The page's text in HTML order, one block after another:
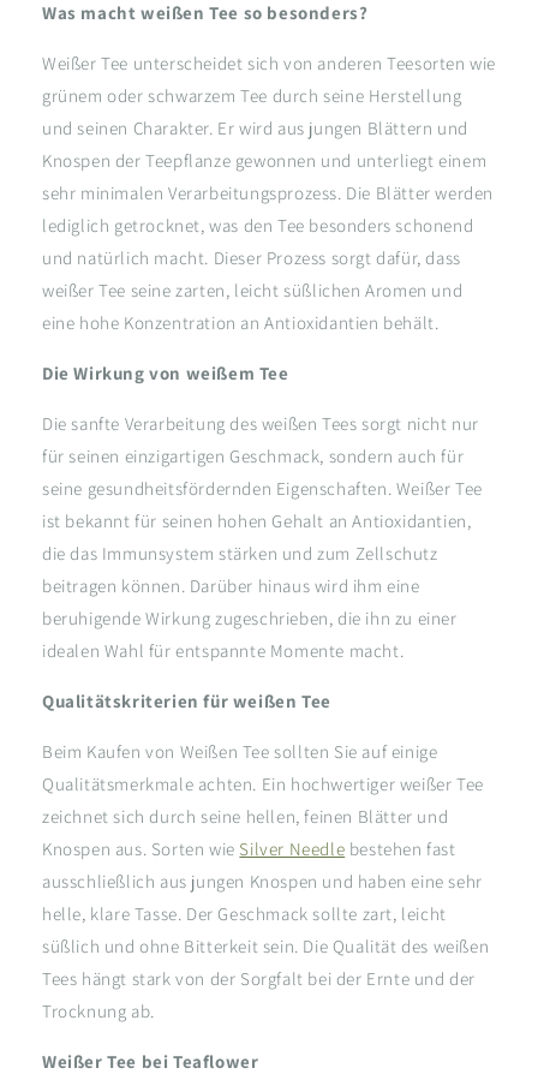
Was macht weißen Tee so besonders?
Weißer Tee unterscheidet sich von anderen Teesorten wie
grünem oder schwarzem Tee durch seine Herstellung
und seinen Charakter. Er wird aus jungen Blättern und
Knospen der Teepflanze gewonnen und unterliegt einem
sehr minimalen Verarbeitungsprozess. Die Blätter werden
lediglich getrocknet, was den Tee besonders schonend
und natürlich macht. Dieser Prozess sorgt dafür, dass
weißer Tee seine zarten, leicht süßlichen Aromen und
eine hohe Konzentration an Antioxidantien behält.
Die Wirkung von weißem Tee
Die sanfte Verarbeitung des weißen Tees sorgt nicht nur
für seinen einzigartigen Geschmack, sondern auch für
seine gesundheitsfördernden Eigenschaften. Weißer Tee
ist bekannt für seinen hohen Gehalt an Antioxidantien,
die das Immunsystem stärken und zum Zellschutz
beitragen können. Darüber hinaus wird ihm eine
beruhigende Wirkung zugeschrieben, die ihn zu einer
idealen Wahl für entspannte Momente macht.
Qualitätskriterien für weißen Tee
Beim Kaufen von Weißen Tee sollten Sie auf einige
Qualitätsmerkmale achten. Ein hochwertiger weißer Tee
zeichnet sich durch seine hellen, feinen Blätter und
Knospen aus. Sorten wie Silver Needle bestehen fast
ausschließlich aus jungen Knospen und haben eine sehr
helle, klare Tasse. Der Geschmack sollte zart, leicht
süßlich und ohne Bitterkeit sein. Die Qualität des weißen
Tees hängt stark von der Sorgfalt bei der Ernte und der
Trocknung ab.
Weißer Tee bei Teaflower